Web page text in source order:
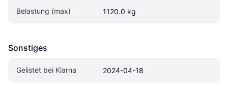
Belastung (max) 1120.0 kg
Sonstiges
Gelistet bei Klarna 2024-04-18